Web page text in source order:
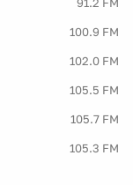
91.2 FM
100.9 FM
102.0 FM
105.5 FM
105.7 FM
105.3 FM